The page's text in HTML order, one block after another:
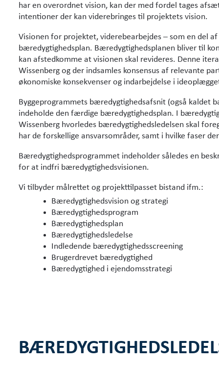
har en overordnet vision, kan der med fordel tages
intentioner der kan viderebringes til projektets vision.
Visionen for projektet, viderebearbejdes – som en del
bæredygtig­heds­plan. Bæredygtighedsplanen bliver til
kan afstedkomme at visio­nen skal revideres. Denne
Wissenberg og der indsamles konsensus af relevan­te
økonomiske konsekvenser og indarbejdelse i
Byggeprogrammets bæredygtighedsafsnit (også kaldet
indeholde den færdige bæredygtighedsplan. I
Wissenberg hvorledes bæredygtighedsledelsen skal
har de forskellige ansvarsområder, samt i hvilke faser
Bæredygtighedsprogrammet indeholder således en
for at indfri bære­dygtighedsvisionen.
Vi tilbyder målrettet og projekttilpasset bistand ifm.:
Bæredygtighedsvision og strategi
Bæredygtighedsprogram
Bæredygtighedsplan
Bæredygtighedsledelse
Indledende bæredygtighedsscreening
Brugerdrevet bæredygtighed
Bæredygtighed i ejendomsstrategi